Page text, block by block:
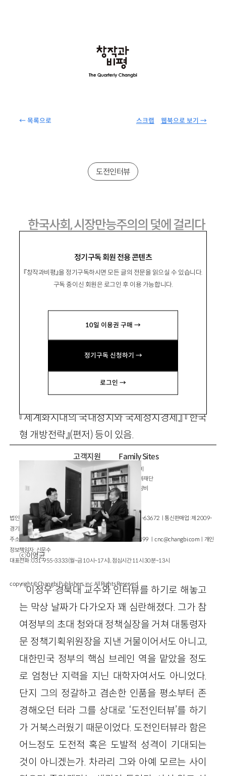
← 목록으로 웹북으로 보기 →
스크랩
정기구독 회원 전용 콘텐츠
『창작과비평』을 정기구독하시면 모든 글의 전문을 읽으실 수 있습니다.
구독 중이신 회원은 로그인 후 이용 가능합니다.
10일 이용권 구매 →
정기구독 신청하기 →
로그인 →
도전인터뷰
한국사회, 시장만능주의의 덫에 걸리다
이정우 李廷雨
문 정책기획위원회 위원장. 저서로 『소득분배론』
『헨리 조지 100년 만에 다시 보다』 『개발독재와
『세계화시대의 국내정치와 국제정치경제』 『한국
형 개방전략』(편저) 등이 있음.
ⓒ이영균
이정우 경북대 교수와 인터뷰를 하기로 해놓고
는 막상 날짜가 다가오자 꽤 심란해졌다. 그가 참
여정부의 초대 청와대 정책실장을 거쳐 대통령자
문 정책기획위원장을 지낸 거물이어서도 아니고,
대한민국 정부의 핵심 브레인 역을 맡았을 정도
로 엄청난 지력을 지닌 대학자여서도 아니었다.
단지 그의 정갈하고 겸손한 인품을 평소부터 존
경해오던 터라 그를 상대로 ‘도전인터뷰’를 하기
가 거북스러웠기 때문이었다. 도전인터뷰라 함은
어느정도 도전적 혹은 도발적 성격이 기대되는
것이 아니겠는가. 차라리 그와 아예 모르는 사이
고객지원
이용약관
개인정보처리방침
고객센터
Family Sites
창비
창비문화재단
클럽창비
법인명 : ㈜창비ㅣ대표이사 : 염종선ㅣ사업자등록번호 : 105-81-63672ㅣ통신판매업 : 제 2009-
경기파주-1928호
주소 : 경기도 파주시 회동길 184(문발동)ㅣ팩스 : 031-955-3399 ㅣcnc@changbi.com ㅣ개인
정보책임자 : 신문수
대표전화 : 031-955-3333(월~금 10시~17시), 점심시간 11시 30분~13시
copyright © Changbi Publishers, inc. All Rights Reserved.